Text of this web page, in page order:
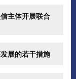
主体开展联合
展的若干措施